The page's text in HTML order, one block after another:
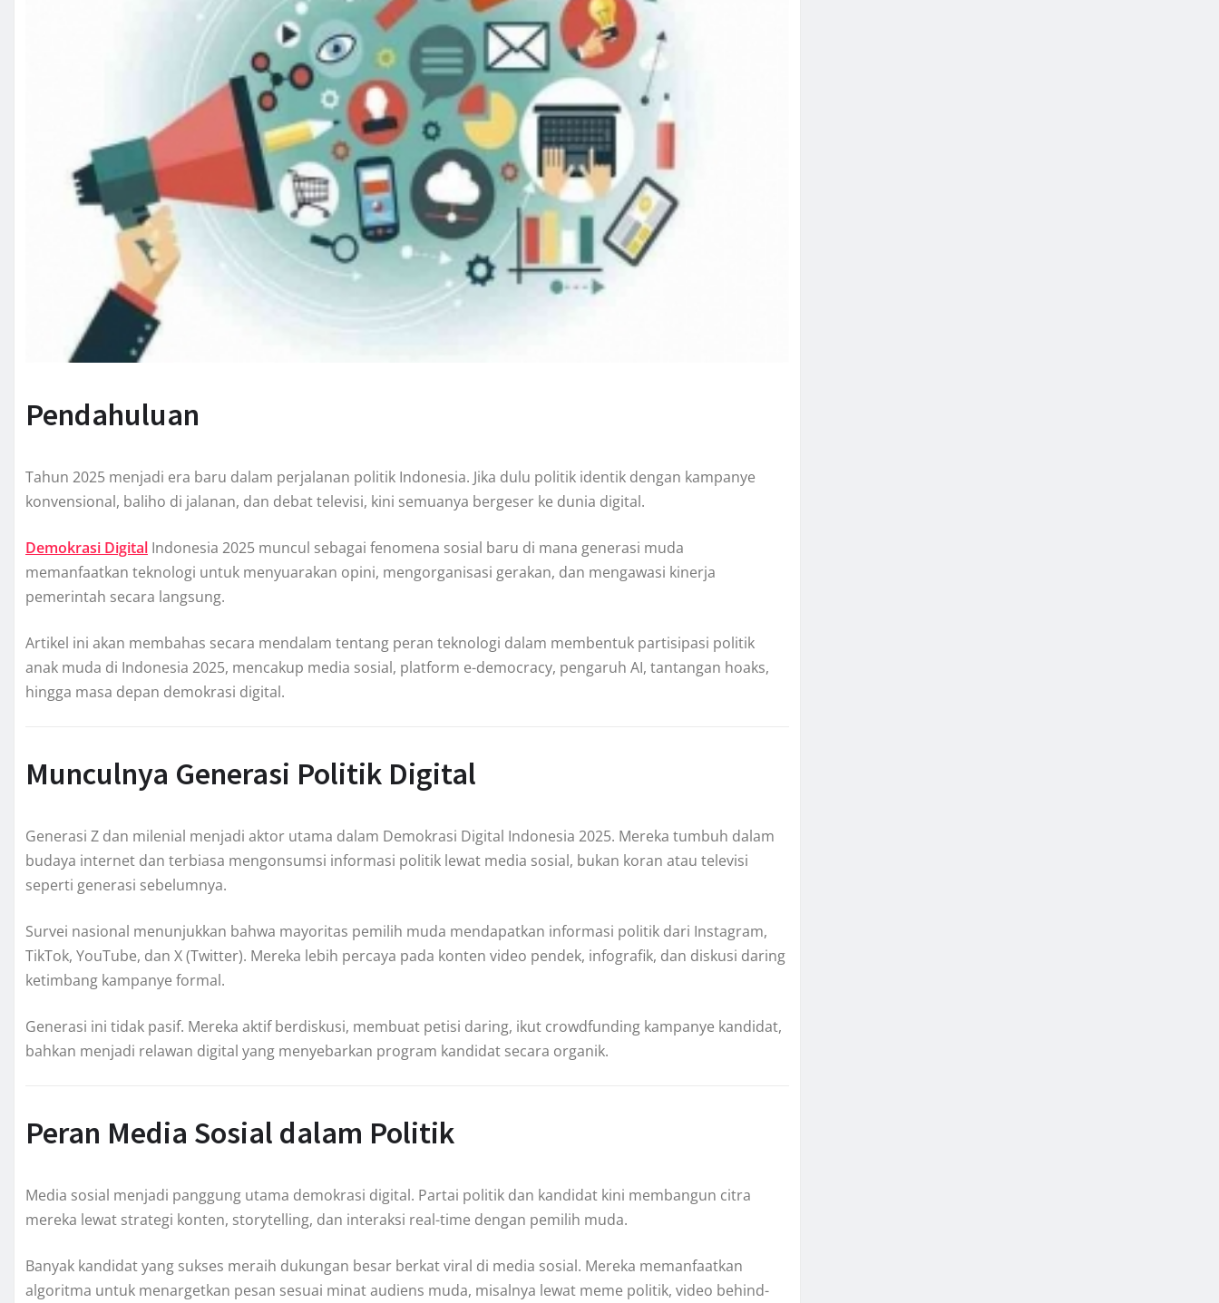
Pendahuluan
Tahun 2025 menjadi era baru dalam perjalanan politik Indonesia. Jika dulu politik identik dengan kampanye
konvensional, baliho di jalanan, dan debat televisi, kini semuanya bergeser ke dunia digital.
Demokrasi Digital Indonesia 2025 muncul sebagai fenomena sosial baru di mana generasi muda
memanfaatkan teknologi untuk menyuarakan opini, mengorganisasi gerakan, dan mengawasi kinerja
pemerintah secara langsung.
Artikel ini akan membahas secara mendalam tentang peran teknologi dalam membentuk partisipasi politik
anak muda di Indonesia 2025, mencakup media sosial, platform e-democracy, pengaruh AI, tantangan hoaks,
hingga masa depan demokrasi digital.
Munculnya Generasi Politik Digital
Generasi Z dan milenial menjadi aktor utama dalam Demokrasi Digital Indonesia 2025. Mereka tumbuh dalam
budaya internet dan terbiasa mengonsumsi informasi politik lewat media sosial, bukan koran atau televisi
seperti generasi sebelumnya.
Survei nasional menunjukkan bahwa mayoritas pemilih muda mendapatkan informasi politik dari Instagram,
TikTok, YouTube, dan X (Twitter). Mereka lebih percaya pada konten video pendek, infografik, dan diskusi daring
ketimbang kampanye formal.
Generasi ini tidak pasif. Mereka aktif berdiskusi, membuat petisi daring, ikut crowdfunding kampanye kandidat,
bahkan menjadi relawan digital yang menyebarkan program kandidat secara organik.
Peran Media Sosial dalam Politik
Media sosial menjadi panggung utama demokrasi digital. Partai politik dan kandidat kini membangun citra
mereka lewat strategi konten, storytelling, dan interaksi real-time dengan pemilih muda.
Banyak kandidat yang sukses meraih dukungan besar berkat viral di media sosial. Mereka memanfaatkan
algoritma untuk menargetkan pesan sesuai minat audiens muda, misalnya lewat meme politik, video behind-